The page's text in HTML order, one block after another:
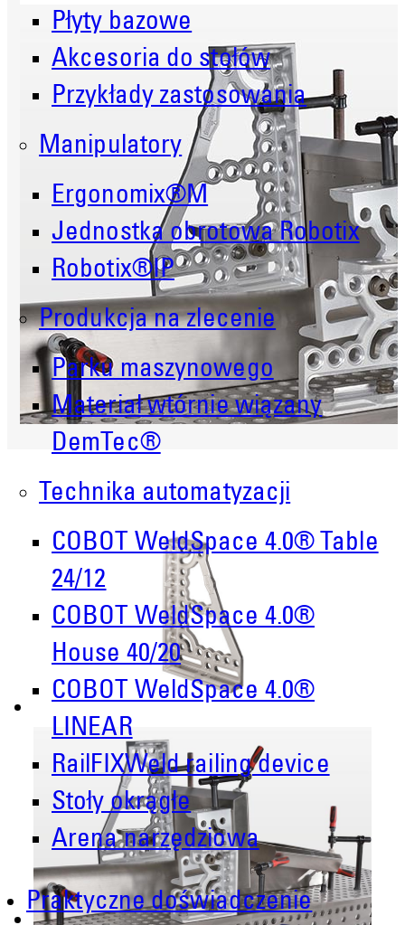
Płyty bazowe
Akcesoria do stołów
Przykłady zastosowania
Manipulatory
Ergonomix®M
Jednostka obrotowa Robotix
Robotix®IP
Produkcja na zlecenie
Parku maszynowego
Materiał wtórnie wiązany
DemTec®
Technika automatyzacji
COBOT WeldSpace 4.0® Table
24/12
COBOT WeldSpace 4.0®
House 40/20
COBOT WeldSpace 4.0®
LINEAR
RailFIXWeld railing device
Stoły okrągłe
Arena narzędziowa
Praktyczne doświadczenie